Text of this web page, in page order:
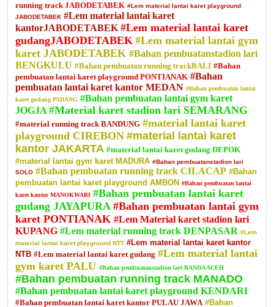
running track JABODETABEK #Lem material lantai karet playground
JABODETABEK #Lem material lantai karet
kantorJABODETABEK #Lem material lantai karet
gudangJABODETABEK #Lem material lantai gym
karet JABODETABEK #Bahan pembuatanstadion lari
BENGKULU #Bahan pembuatan running trackBALI #Bahan
pembuatan lantai karet playground PONTIANAK #Bahan
pembuatan lantai karet kantor MEDAN #Bahan pembuatan lantai
karet gudang PADANG #Bahan pembuatan lantai gym karet
JOGJA #Material karet stadion lari SEMARANG
#material running track BANDUNG #material lantai karet
playground CIREBON #material lantai karet
kantor JAKARTA #material lantai karet gudang DEPOK
#material lantai gym karet MADURA #Bahan pembuatanstadion lari
SOLO #Bahan pembuatan running track CILACAP #Bahan
pembuatan lantai karet playground AMBON #Bahan pembuatan lantai
karet kantor MANOKWARI #Bahan pembuatan lantai karet
gudang JAYAPURA #Bahan pembuatan lantai gym
karet PONTIANAK #Lem Material karet stadion lari
KUPANG #Lem material running track DENPASAR #Lem
material lantai karet playground NTT #Lem material lantai karet kantor
NTB #Lem material lantai karet gudang #Lem material lantai
gym karet PALU #Bahan pembuatanstadion lari BANDA ACEH
#Bahan pembuatan running track MANADO
#Bahan pembuatan lantai karet playground KENDARI
#Bahan pembuatan lantai karet kantor PULAU JAWA #Bahan